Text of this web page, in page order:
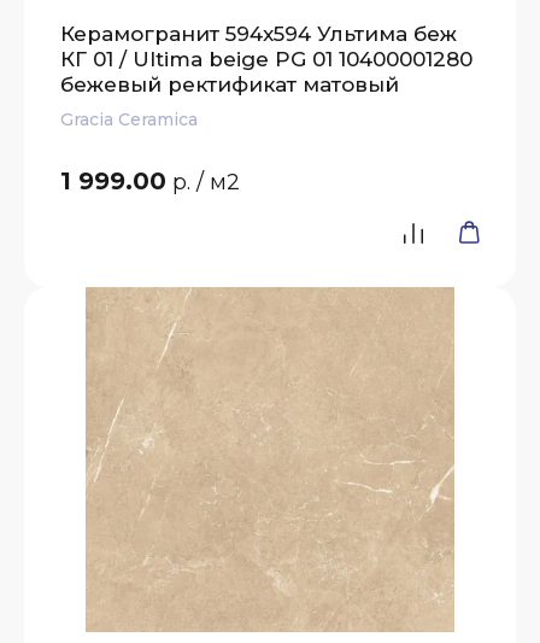
Керамогранит 594x594 Ультима беж
КГ 01 / Ultima beige PG 01 10400001280
бежевый ректификат матовый
Gracia Ceramica
1 999.00 р. / м2